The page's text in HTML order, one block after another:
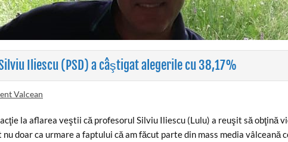
Iliescu (PSD) a câştigat alegerile cu 38,17%
Valcean
la aflarea veştii că profesorul Silviu Iliescu (Lulu) a reuşit să obţină
doar ca urmare a faptului că am făcut parte din mass media vâlceană